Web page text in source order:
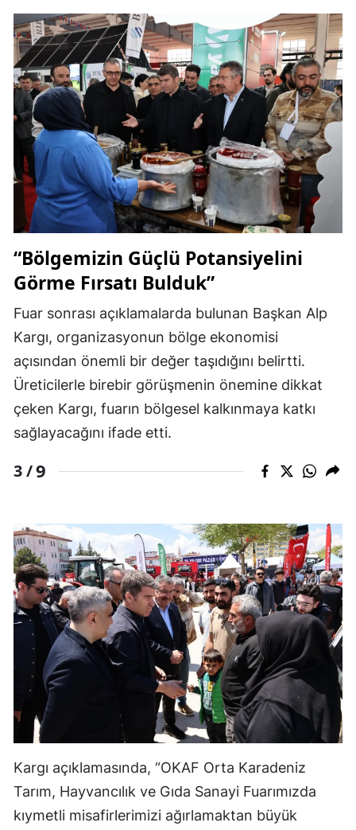
“Bölgemizin Güçlü Potansiyelini
Görme Fırsatı Bulduk”
Fuar sonrası açıklamalarda bulunan Başkan Alp
Kargı, organizasyonun bölge ekonomisi
açısından önemli bir değer taşıdığını belirtti.
Üreticilerle birebir görüşmenin önemine dikkat
çeken Kargı, fuarın bölgesel kalkınmaya katkı
sağlayacağını ifade etti.
3 /9
Kargı açıklamasında, “OKAF Orta Karadeniz
Tarım, Hayvancılık ve Gıda Sanayi Fuarımızda
kıymetli misafirlerimizi ağırlamaktan büyük